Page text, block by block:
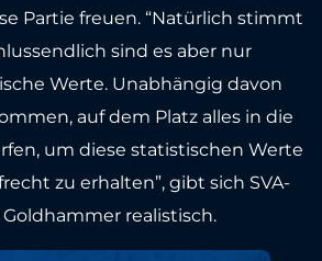
Partie freuen. “Natürlich stimmt
sind es aber nur
Werte. Unabhängig davon
auf dem Platz alles in die
um diese statistischen Werte
zu erhalten”, gibt sich SVA-
realistisch.